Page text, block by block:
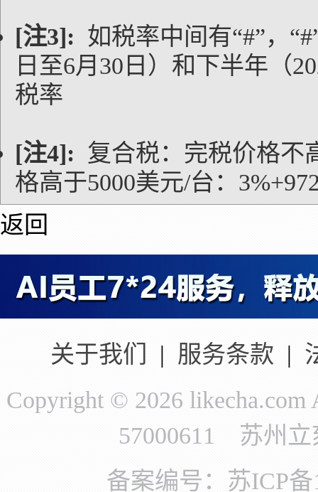
[注3]: 如税率中间有“#”，
日至6月30日）和下半年（
税率
[注4]: 复合税：完税价格不
格高于5000美元/台：
返回
关于我们 | 服务条款 |
Copyright © 2026 likecha.com
57000611 苏州立
备案编号：苏ICP备